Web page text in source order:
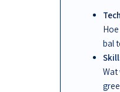
bal
Wat